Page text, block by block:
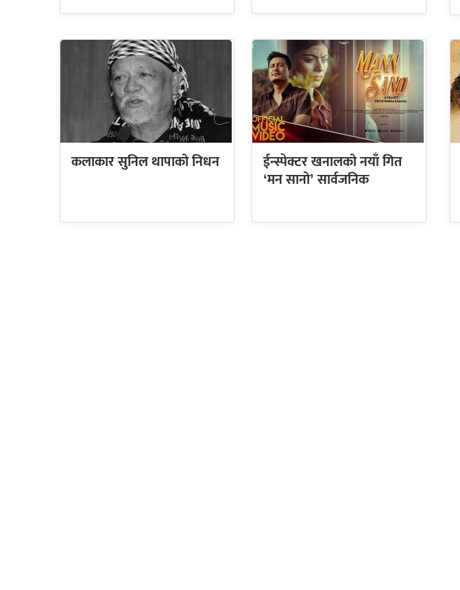
कलाकार सुनिल थापाको निधन ईन्स्पेक्टर खनालको नयाँ गित
‘मन सानो’ सार्वजनिक